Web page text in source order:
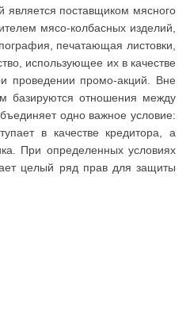
является поставщиком мясного
мясо-колбасных изделий,
печатающая листовки,
использующее их в качестве
проведении промо-акций. Вне
базируются отношения между
одно важное условие:
в качестве кредитора, а
При определенных условиях
целый ряд прав для защиты